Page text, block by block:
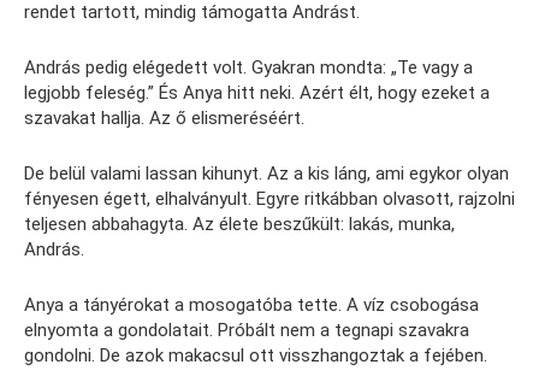
rendet tartott, mindig támogatta Andrást.
András pedig elégedett volt. Gyakran mondta: „Te vagy a
legjobb feleség.” És Anya hitt neki. Azért élt, hogy ezeket a
szavakat hallja. Az ő elismeréséért.
De belül valami lassan kihunyt. Az a kis láng, ami egykor olyan
fényesen égett, elhalványult. Egyre ritkábban olvasott, rajzolni
teljesen abbahagyta. Az élete beszűkült: lakás, munka,
András.
Anya a tányérokat a mosogatóba tette. A víz csobogása
elnyomta a gondolatait. Próbált nem a tegnapi szavakra
gondolni. De azok makacsul ott visszhangoztak a fejében.